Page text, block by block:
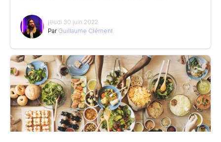
jeudi 30 juin 2022
Par Guillaume Clément